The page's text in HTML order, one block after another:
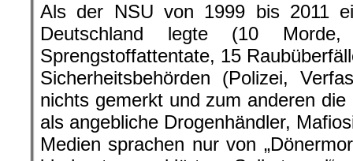
Als der NSU von 1999 bis 2011
Deutschland legte (10
Sprengstoffattentate, 15
Sicherheitsbehörden (Polizei,
nichts gemerkt und zum anderen
als angebliche Drogenhändler,
Medien sprachen nur von